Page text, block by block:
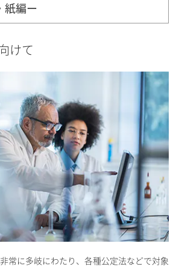
紙編ー
けて
常に多岐にわたり、各種公定法などで対象